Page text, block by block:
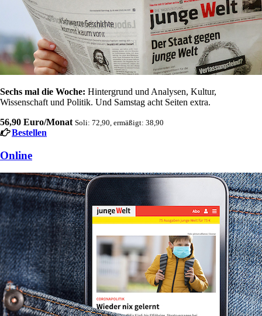
Sechs mal die Woche: Hintergrund und Analysen, Kultur,
Wissenschaft und Politik. Und Samstag acht Seiten extra.
56,90 Euro/Monat Soli: 72,90, ermäßigt: 38,90
Bestellen
Online